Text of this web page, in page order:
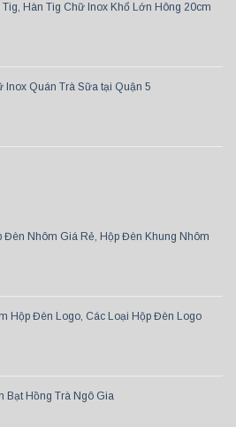
Hàn Tig Chữ Inox Khổ Lớn Hông 20cm
Inox Quán Trà Sữa tại Quận 5
Đèn Nhôm Giá Rẻ, Hộp Đèn Khung Nhôm
Hộp Đèn Logo, Các Loại Hộp Đèn Logo
Bạt Hồng Trà Ngô Gia